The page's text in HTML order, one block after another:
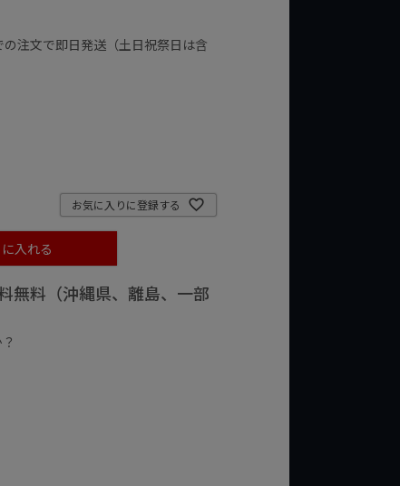
注文で即日発送（土日祝祭日は含
お気に入りに登録する
入れる
無料（沖縄県、離島、一部